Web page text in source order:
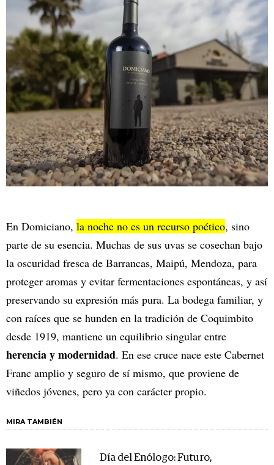
En Domiciano, la noche no es un recurso poético, sino
parte de su esencia. Muchas de sus uvas se cosechan bajo
la oscuridad fresca de Barrancas, Maipú, Mendoza, para
proteger aromas y evitar fermentaciones espontáneas, y así
preservando su expresión más pura. La bodega familiar, y
con raíces que se hunden en la tradición de Coquimbito
desde 1919, mantiene un equilibrio singular entre
herencia y modernidad. En ese cruce nace este Cabernet
Franc amplio y seguro de sí mismo, que proviene de
viñedos jóvenes, pero ya con carácter propio.
MIRA TAMBIÉN
Día del Enólogo: Futuro,